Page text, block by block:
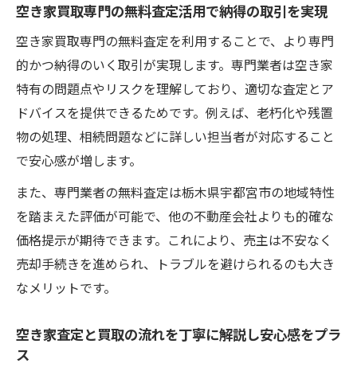
空き家買取専門の無料査定活用で納得の取引を実現
空き家買取専門の無料査定を利用することで、より専門
的かつ納得のいく取引が実現します。専門業者は空き家
特有の問題点やリスクを理解しており、適切な査定とア
ドバイスを提供できるためです。例えば、老朽化や残置
物の処理、相続問題などに詳しい担当者が対応すること
で安心感が増します。
また、専門業者の無料査定は栃木県宇都宮市の地域特性
を踏まえた評価が可能で、他の不動産会社よりも的確な
価格提示が期待できます。これにより、売主は不安なく
売却手続きを進められ、トラブルを避けられるのも大き
なメリットです。
空き家査定と買取の流れを丁寧に解説し安心感をプラ
ス